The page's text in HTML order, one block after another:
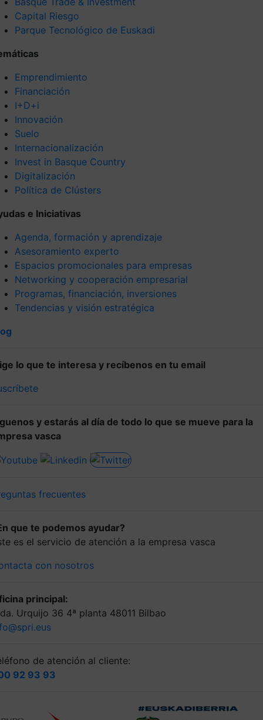
Capital Riesgo
Parque Tecnológico de Euskadi
Emprendimiento
Financiación
I+D+i
Innovación
Suelo
Internacionalización
Invest in Basque Country
Digitalización
Política de Clústers
e Iniciativas
Agenda, formación y aprendizaje
Asesoramiento experto
Espacios promocionales para empresas
Networking y cooperación empresarial
Programas, financiación, inversiones
Tendencias y visión estratégica
lo que te interesa y recíbenos en tu email
y estarás al día de todo lo que se mueve para la
vasca
frecuentes
que te podemos ayudar?
es el servicio de atención a la empresa vasca
con nosotros
principal:
Urquijo 36 4ª planta 48011 Bilbao
de atención al cliente:
92 93 93